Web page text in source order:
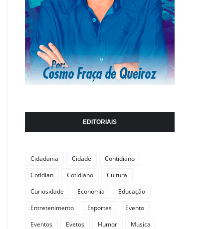
EDITORIAIS
Cidadania Cidade
Contidiano
Cotidian
Cotidiano
Cultura
Curiosidade
Economia
Educação
Entretenimento
Esportes
Evento
Eventos
Evetos Humor
Musica